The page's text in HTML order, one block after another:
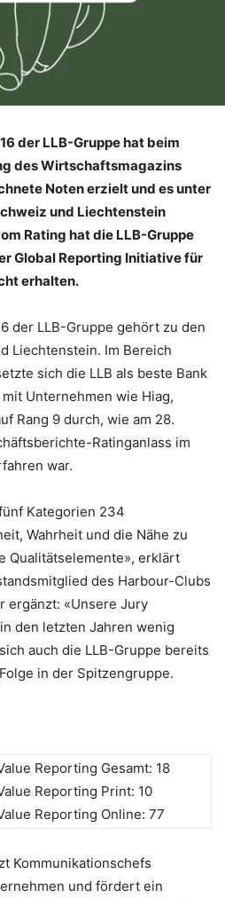
der LLB-Gruppe hat beim
des Wirtschaftsmagazins
Noten erzielt und es unter
und Liechtenstein
Rating hat die LLB-Gruppe
Global Reporting Initiative für
erhalten.
der LLB-Gruppe gehört zu den
Liechtenstein. Im Bereich
sich die LLB als beste Bank
Unternehmen wie Hiag,
Rang 9 durch, wie am 28.
Ratinganlass im
war.
Kategorien 234
Wahrheit und die Nähe zu
Qualitätselemente», erklärt
des Harbour-Clubs
ergänzt: «Unsere Jury
den letzten Jahren wenig
auch die LLB-Gruppe bereits
in der Spitzengruppe.
Reporting Gesamt: 18
Reporting Print: 10
Reporting Online: 77
Kommunikationschefs
und fördert ein